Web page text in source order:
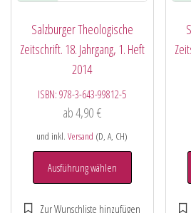
Salzburger Theologische
Zeitschrift. 18. Jahrgang, 1. Heft
2014
ISBN:978-3-643-99812-5
ab4,90 €
und inkl.Versand (D, A, CH)
Ausführung wählen